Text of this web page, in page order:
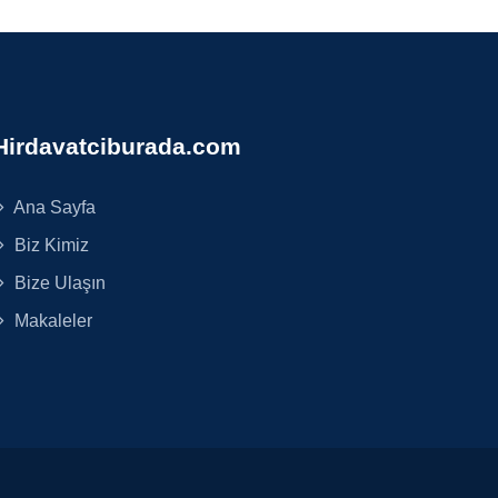
Ana Sayfa
Biz Kimiz
Bize Ulaşın
Makaleler